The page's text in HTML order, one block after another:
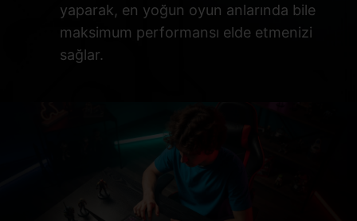
yaparak, en yoğun oyun anlarında bile
maksimum performansı elde etmenizi
sağlar.